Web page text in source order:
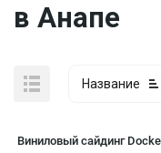
в Анапе
Название
Виниловый сайдинг